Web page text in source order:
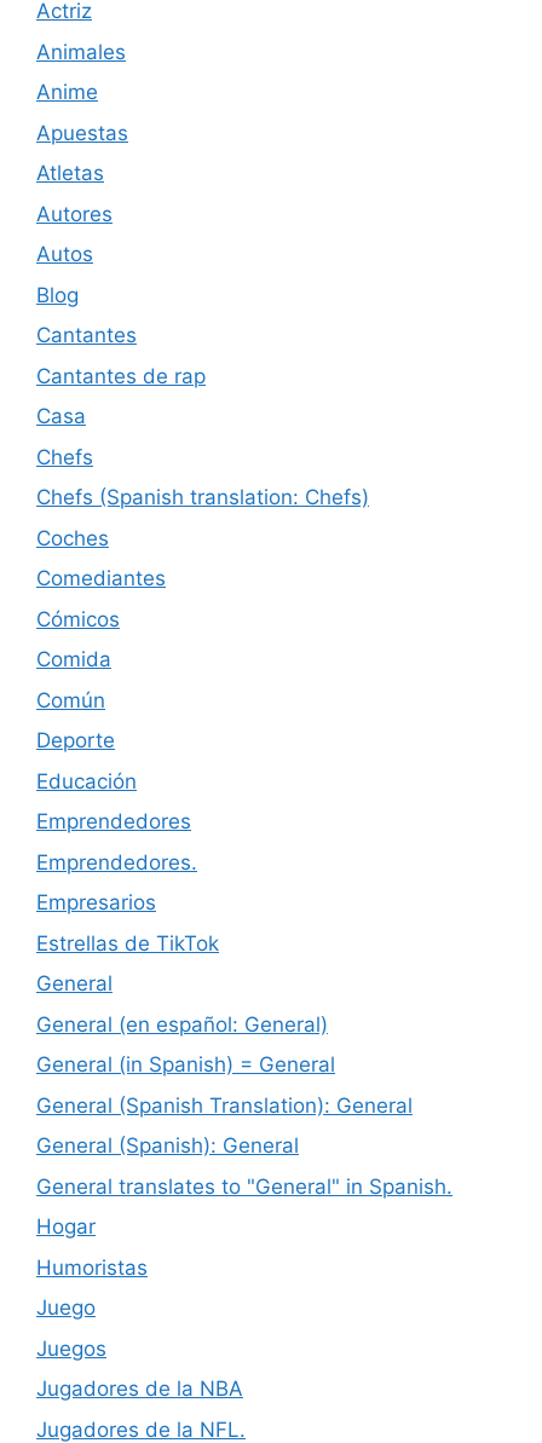
Actriz
Animales
Anime
Apuestas
Atletas
Autores
Autos
Blog
Cantantes
Cantantes de rap
Casa
Chefs
Chefs (Spanish translation: Chefs)
Coches
Comediantes
Cómicos
Comida
Común
Deporte
Educación
Emprendedores
Emprendedores.
Empresarios
Estrellas de TikTok
General
General (en español: General)
General (in Spanish) = General
General (Spanish Translation): General
General (Spanish): General
General translates to "General" in Spanish.
Hogar
Humoristas
Juego
Juegos
Jugadores de la NBA
Jugadores de la NFL.